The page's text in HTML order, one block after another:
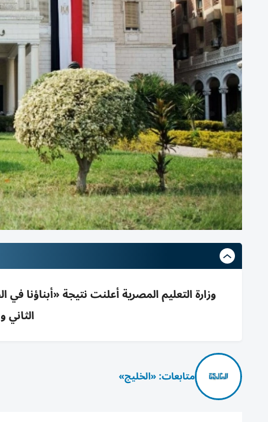
الثاني و11 يوليو موعد الامتحان
متابعات: «الخليج»